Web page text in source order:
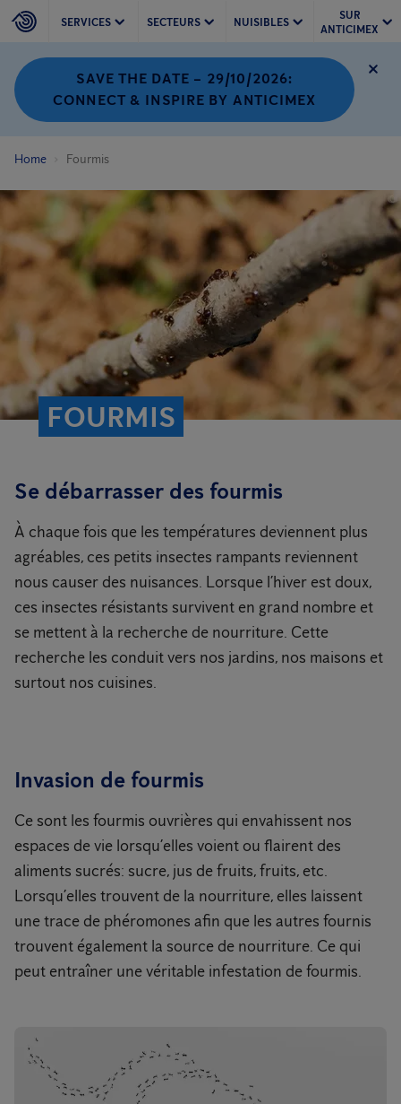
SERVICES SECTEURS NUISIBLES
SUR
ANTICIMEX
SAVE THE DATE – 29/10/2026:
CONNECT & INSPIRE BY ANTICIMEX
Home Fourmis
FOURMIS
Se débarrasser des fourmis
À chaque fois que les températures deviennent plus
agréables, ces petits insectes rampants reviennent
nous causer des nuisances. Lorsque l’hiver est doux,
ces insectes résistants survivent en grand nombre et
se mettent à la recherche de nourriture. Cette
recherche les conduit vers nos jardins, nos maisons et
surtout nos cuisines.
Invasion de fourmis
Ce sont les fourmis ouvrières qui envahissent nos
espaces de vie lorsqu’elles voient ou flairent des
aliments sucrés: sucre, jus de fruits, fruits, etc.
Lorsqu’elles trouvent de la nourriture, elles laissent
une trace de phéromones afin que les autres fournis
trouvent également la source de nourriture. Ce qui
peut entraîner une véritable infestation de fourmis.